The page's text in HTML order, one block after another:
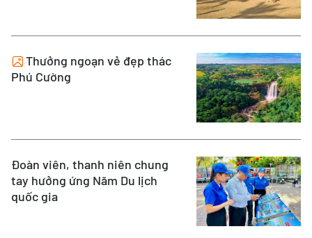
Thưởng ngoạn vẻ đẹp thác
Phú Cường
Đoàn viên, thanh niên chung
tay hưởng ứng Năm Du lịch
quốc gia